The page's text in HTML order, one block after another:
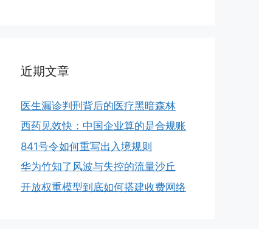
近期文章
医生漏诊判刑背后的医疗黑暗森林
西药见效快：中国企业算的是合规账
841号令如何重写出入境规则
华为竹知了风波与失控的流量沙丘
开放权重模型到底如何搭建收费网络